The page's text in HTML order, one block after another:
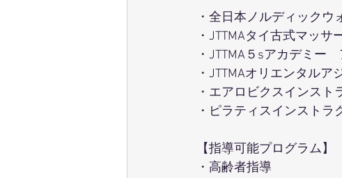
・全日本ノルディックウ
・JTTMAタイ古式マッ
・JTTMA５sアカデミー
・JTTMAオリエンタルア
・エアロビクスインスト
・ピラティスインストラ
【指導可能プログラム】
・高齢者指導